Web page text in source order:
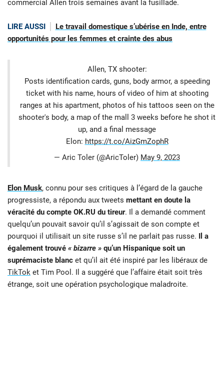
commercial Allen trois semaines avant la fusillade.
LIRE AUSSI
Le travail domestique s’ubérise en Inde, entre
opportunités pour les femmes et crainte des abus
Allen, TX shooter:
Posts identification cards, guns, body armor, a speeding
ticket with his name, hours of video of him at shooting
ranges at his apartment, photos of his tattoos seen on the
shooter's body, a map of the mall 3 weeks before he shot it
up, and a final message
Elon: https://t.co/AizGmZophR
— Aric Toler (@AricToler) May 9, 2023
Elon Musk, connu pour ses critiques à l’égard de la gauche
progressiste, a répondu aux tweets mettant en doute la
véracité du compte OK.RU du tireur. Il a demandé comment
quelqu’un pouvait savoir qu’il s’agissait de son compte et
pourquoi il utilisait un site russe s’il ne parlait pas russe.
Il a
également trouvé « bizarre » qu’un Hispanique soit un
suprémaciste blanc et qu’il ait été inspiré par les libéraux de
TikTok et Tim Pool. Il a suggéré que l’affaire était soit très
étrange, soit une opération psychologique maladroite.